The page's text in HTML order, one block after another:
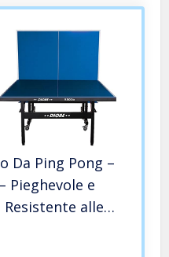
Da Ping Pong –
Pieghevole e
alle
10